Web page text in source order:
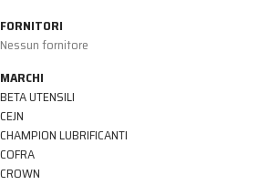
FORNITORI
Nessun fornitore
MARCHI
BETA UTENSILI
CEJN
CHAMPION LUBRIFICANTI
COFRA
CROWN